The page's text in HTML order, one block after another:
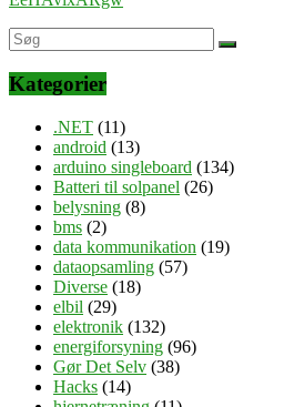
Kategorier
.NET (11)
android (13)
arduino singleboard (134)
Batteri til solpanel (26)
belysning (8)
bms (2)
data kommunikation (19)
dataopsamling (57)
Diverse (18)
elbil (29)
elektronik (132)
energiforsyning (96)
Gør Det Selv (38)
Hacks (14)